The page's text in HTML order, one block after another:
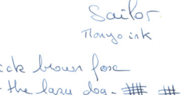
ONLINE
ORGANICS STUDIO
OTTOHUT